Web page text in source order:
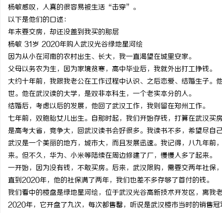
杨敏感叹，人真的很容易被生活“击穿”。
以下是他们的口述：
年末要交房，却还没盖到我买的那层
杨敏 31岁 2020年购入武汉光谷绿地星河绘
因为从小在河南的农村出生、长大，我一直渴望在城里安家。
父母以务农为生，因为家境贫寒，高中毕业后，我就外出打工挣钱。
大约十年前，我跟我老公在工作过程中认识、之后恋爱、结婚生子
世。他在武汉读的大学，是双非本科生，一个老实本分的人。
结婚后，考虑以后的发展，他回了武汉工作，我则留在郑州工作。
七年前，双胞胎女儿出生。自那时起，我们开始存钱，打算在武汉
是高考大省，竞争大，回武汉读书会好很多。我读书不多，希望尽自
武汉是一个美丽的地方，城市大，而且发展迅速。我记得，八九年
来。但不久，华为、小米等陆续在周边修建了厂，慢慢人多了起来。
一开始，因为没有钱，不敢买房。后来，武汉限购，需要交两年社
直到2020年，他的社保满了两年，我们也差不多存够了首付的钱。
我们看中的楼盘是绿地星河绘，位于武汉光谷高新技术开发区，离我
2020年，它开盘了九次，每次都售罄，听说是武汉楼市当时的销售
净 AC 国际医疗实验室，标准化研发体系
解析
LAVIDA乐樱国际医疗